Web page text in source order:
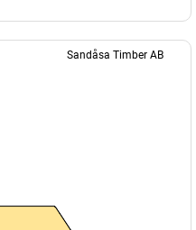
Sandåsa Timber AB